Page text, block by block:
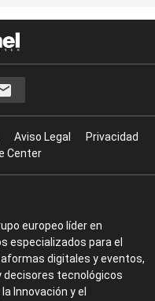
Aviso Legal
Privacidad
Center
europeo líder en
especializados para el
digitales y eventos,
tecnológicos
Innovación y el